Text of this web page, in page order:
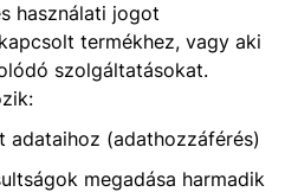
használati jogot
termékhez, vagy aki
szolgáltatásokat.
adataihoz (adathozzáférés)
megadása harmadik